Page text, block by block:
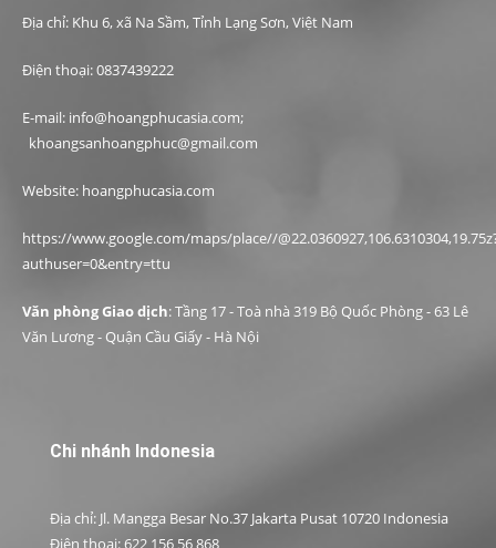
Địa chỉ: Khu 6, xã Na Sầm, Tỉnh Lạng Sơn, Việt Nam
Điện thoại: 0837439222
E-mail: info@hoangphucasia.com;
khoangsanhoangphuc@gmail.com
Website: hoangphucasia.com
https://www.google.com/maps/place//
authuser=0&entry=ttu
Văn phòng Giao dịch: Tầng 17 - Toà nhà 319 Bộ Quốc Phòng - 63 Lê
Văn Lương - Quận Cầu Giấy - Hà Nội
Chi nhánh Indonesia
Địa chỉ: Jl. Mangga Besar No.37 Jakarta Pusat 10720 Indonesia
Điện thoại: 622 156 56 868